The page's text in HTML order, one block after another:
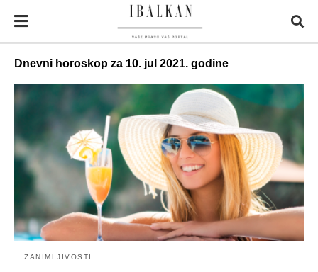
Dnevni horoskop za 10. jul 2021. godine
ZANIMLJIVOSTI